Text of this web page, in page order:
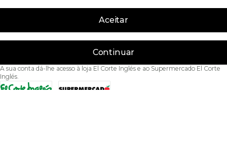
Aceitar
Continuar
A sua conta dá-lhe acesso à loja El Corte Inglés e ao Supermercado El Corte
Inglés.